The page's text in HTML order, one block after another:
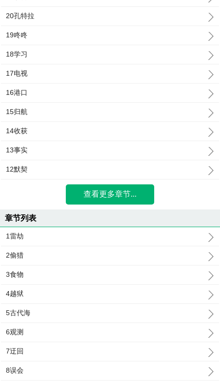
20孔特拉
19咚咚
18学习
17电视
16港口
15归航
14收获
13事实
12默契
查看更多章节...
章节列表
1雷劫
2偷猎
3食物
4越狱
5古代海
6观测
7迂回
8误会